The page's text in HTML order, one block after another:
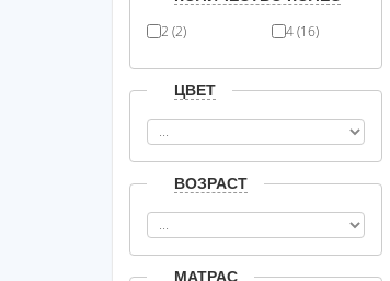
2 (2) 4 (16)
ЦВЕТ
ВОЗРАСТ
МАТРАС